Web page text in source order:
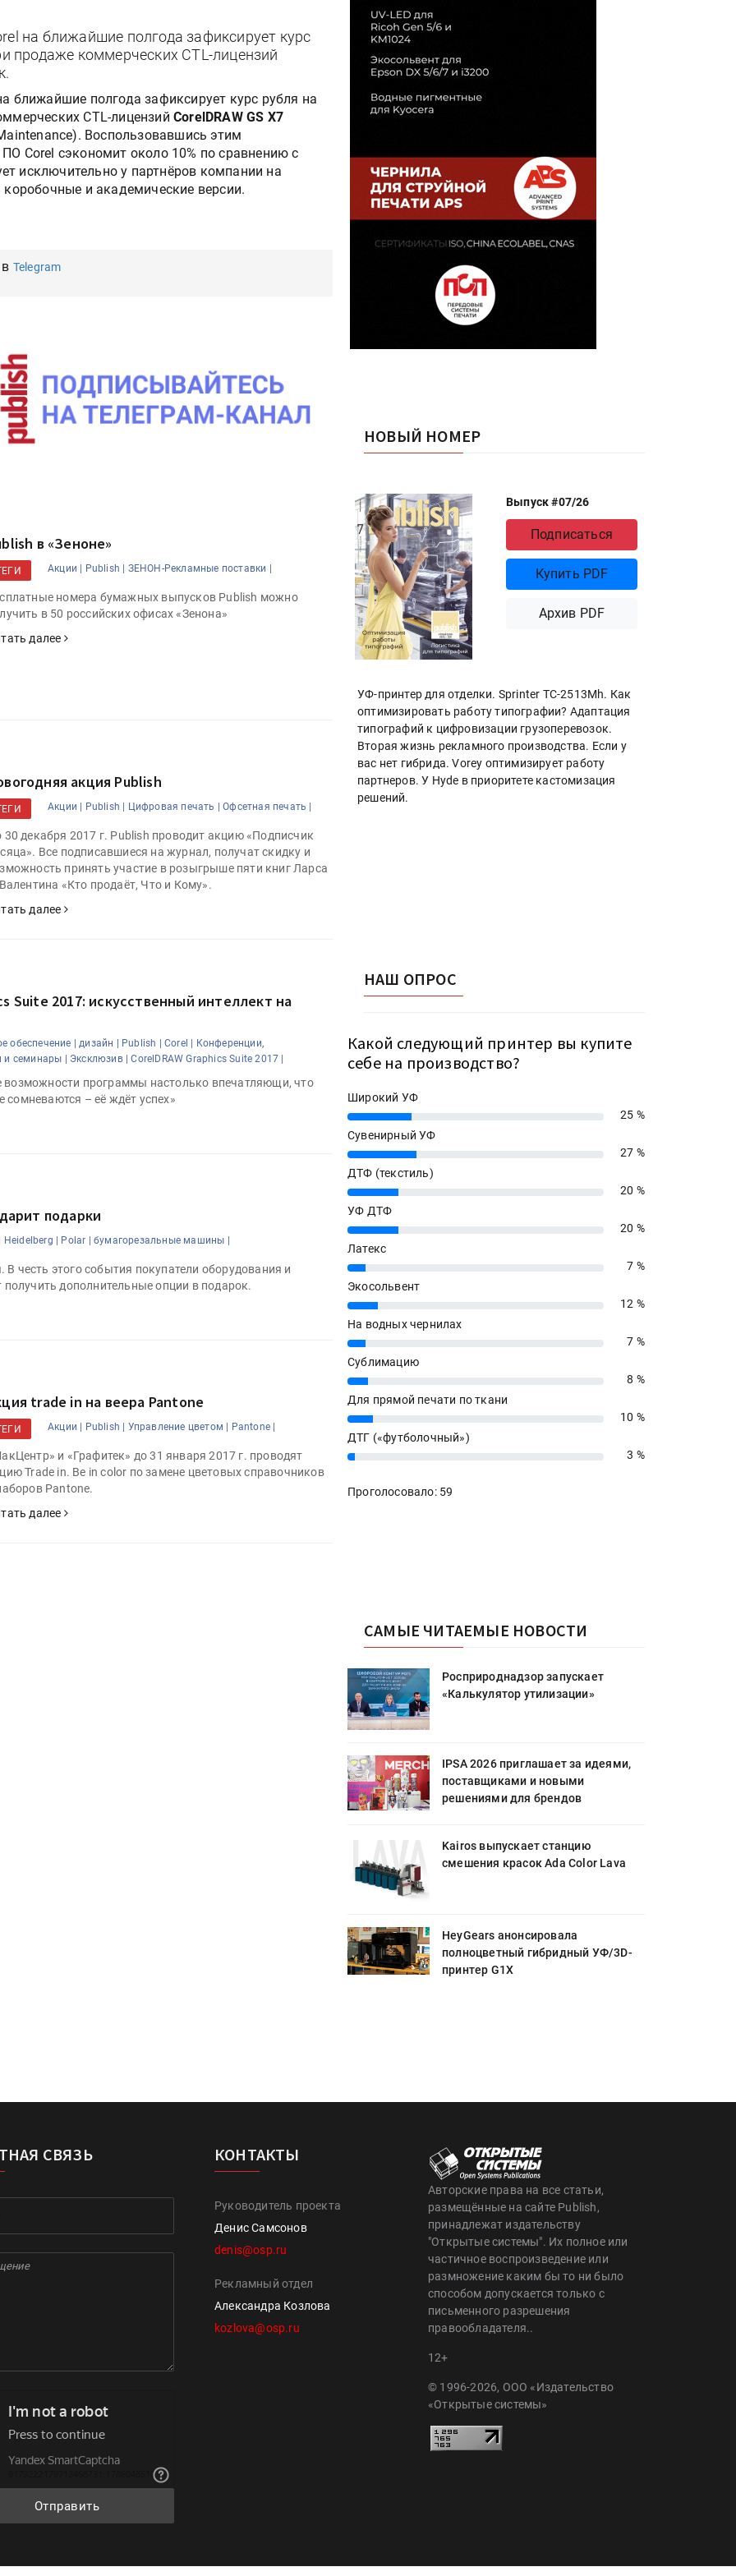
на ближайшие полгода зафиксирует курс
продаже коммерческих CTL-лицензий
ближайшие полгода зафиксирует курс рубля на
CTL-лицензий CorelDRAW GS X7
Воспользовавшись этим
Corel сэкономит около 10% по сравнению с
исключительно у партнёров компании на
коробочные и академические версии.
Telegram
в «Зеноне»
Акции | Publish | ЗЕНОН-Рекламные поставки |
номера бумажных выпусков Publish можно
в 50 российских офисах «Зенона»
далее
акция Publish
Акции | Publish | Цифровая печать | Офсетная печать |
30 декабря 2017 г. Publish проводит акцию «Подписчик
Все подписавшиеся на журнал, получат скидку и
принять участие в розыгрыше пяти книг Ларса
«Кто продаёт, Что и Кому».
далее
Suite 2017: искусственный интеллект на
обеспечение | дизайн | Publish | Corel |
Конференции,
и семинары |
Эксклюзив | CorelDRAW Graphics Suite 2017 |
возможности программы настолько впечатляющи, что
сомневаются – её ждёт успех»
подарки
Heidelberg | Polar | бумагорезальные машины |
честь этого события покупатели оборудования и
дополнительные опции в подарок.
trade in на веера Pantone
Акции | Publish | Управление цветом | Pantone |
и «Грaфитек» до 31 января 2017 г. проводят
Trade in. Be in color по замене цветовых справочников
Pantone.
далее
НОВЫЙ НОМЕР
Выпуск #07/26
Подписаться
Купить PDF
Архив PDF
УФ-принтер для отделки. Sprinter ТС-2513Mh. Как
оптимизировать работу типографии? Адаптация
типографий к цифровизации грузоперевозок.
Вторая жизнь рекламного производства. Если у
вас нет гибрида. Vorey оптимизирует работу
партнеров. У Hyde в приоритете кастомизация
решений.
НАШ ОПРОС
Какой следующий принтер вы купите
себе на производство?
Широкий УФ
25%
25 %
Сувенирный УФ
27%
27 %
ДТФ (текстиль)
20%
20 %
УФ ДТФ
20%
20 %
Латекс
7%
7 %
Экосольвент
12%
12 %
На водных чернилах
7%
7 %
Сублимацию
8%
8 %
Для прямой печати по ткани
10%
10 %
ДТГ («футболочный»)
3% 3 %
Проголосовало: 59
САМЫЕ ЧИТАЕМЫЕ НОВОСТИ
Росприроднадзор запускает
«Калькулятор утилизации»
IPSA 2026 приглашает за идеями,
поставщиками и новыми
решениями для брендов
Kairos выпускает станцию
смешения красок Ada Color Lava
HeyGears анонсировала
полноцветный гибридный УФ/3D-
принтер G1X
СВЯЗЬ
Отправить
КОНТАКТЫ
Руководитель проекта
Денис Самсонов
denis@osp.ru
Рекламный отдел
Александра Козлова
kozlova@osp.ru
Авторские права на все статьи,
размещённые на сайте Publish,
принадлежат издательству
"Открытые системы". Их полное или
частичное воспроизведение или
размножение каким бы то ни было
способом допускается только с
письменного разрешения
правообладателя..
12+
© 1996-2026, ООО «Издательство
«Открытые системы»